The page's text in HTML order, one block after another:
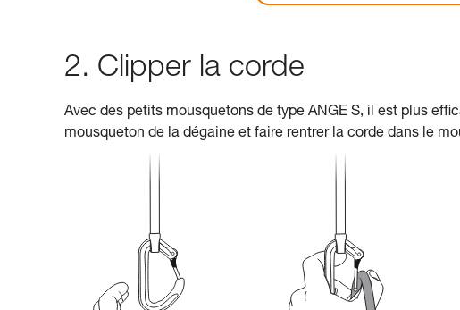
2. Clipper la corde
Avec des petits mousquetons de type ANGE S, il est plus
mousqueton de la dégaine et faire rentrer la corde dans le